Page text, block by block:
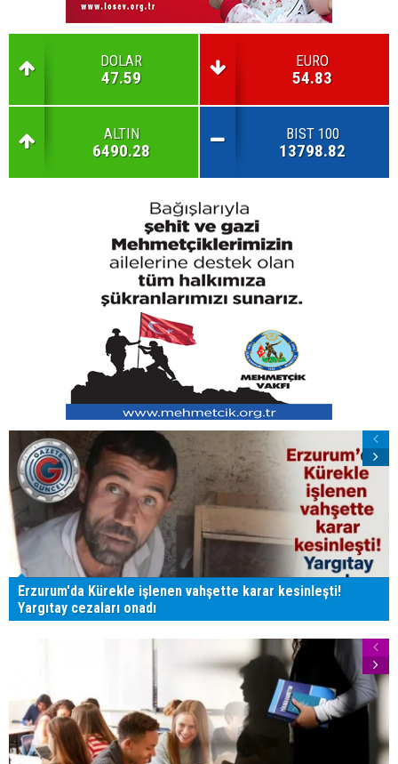
DOLAR
47.59
EURO
54.83
ALTIN
6490.28
BIST 100
13798.82
Erzurum'da Kürekle işlenen vahşette karar kesinleşti!
Yargıtay cezaları onadı